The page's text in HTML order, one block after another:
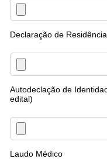
Declaração de
Autodeclação de
edital)
Laudo Médico